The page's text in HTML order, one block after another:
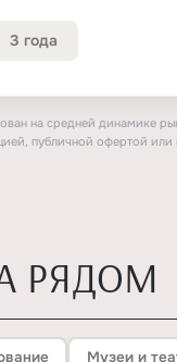
3 года
на средней динамике
публичной офертой или
РЯДОМ
Музеи и